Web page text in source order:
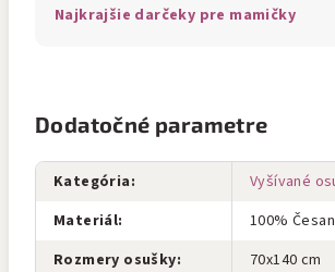
Najkrajšie darčeky pre mamičky
Dodatočné parametre
Kategória:
Vyšívané
Materiál:
100%
Rozmery osušky:
70x140 cm